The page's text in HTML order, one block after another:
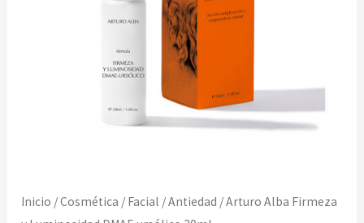
Inicio /Cosmética / Facial /Antiedad / Arturo Alba Firmeza